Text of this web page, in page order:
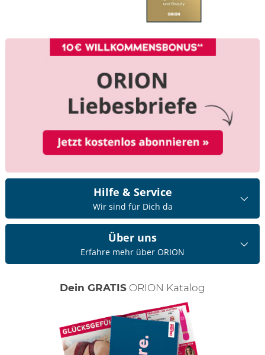
Hilfe & Service
Wir sind für Dich da
Über uns
Erfahre mehr über ORION
Dein GRATIS ORION Katalog